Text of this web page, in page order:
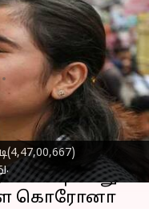
02:36 pm
கொரோனா
கொரோனா